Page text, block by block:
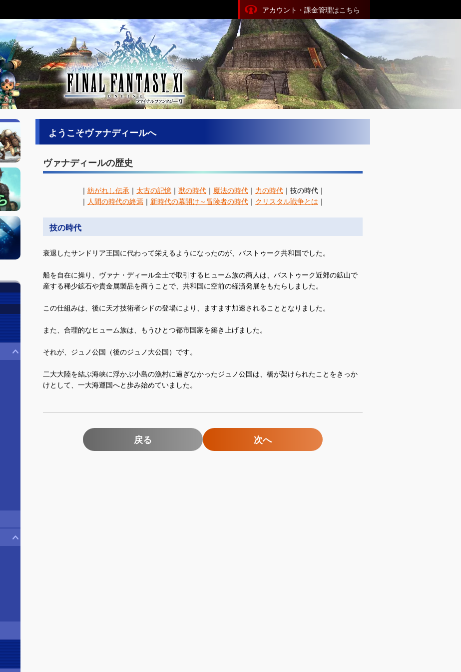
アカウント・課金管理はこちら
ようこそヴァナディールへ
ヴァナディールの歴史
｜ 紡がれし伝承 ｜ 太古の記憶 ｜ 獣の時代 ｜ 魔法の時代 ｜ 力の時代 ｜技の時代｜
｜ 人間の時代の終焉 ｜ 新時代の幕開け～冒険者の時代 ｜ クリスタル戦争とは ｜
技の時代
衰退したサンドリア王国に代わって栄えるようになったのが、バストゥーク共和国でした。
船を自在に操り、ヴァナ・ディール全土で取引するヒューム族の商人は、バストゥーク近郊の鉱山で
産する稀少鉱石や貴金属製品を商うことで、共和国に空前の経済発展をもたらしました。
この仕組みは、後に天才技術者シドの登場により、ますます加速されることとなりました。
また、合理的なヒューム族は、もうひとつ都市国家を築き上げました。
それが、ジュノ公国（後のジュノ大公国）です。
二大大陸を結ぶ海峡に浮かぶ小島の漁村に過ぎなかったジュノ公国は、橋が架けられたことをきっか
けとして、一大海運国へと歩み始めていました。
戻る 次へ